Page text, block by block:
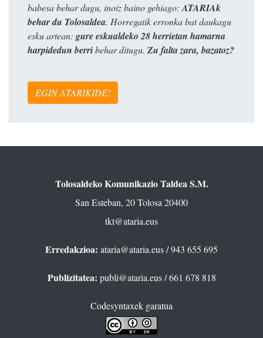
babesa behar dugu, inoiz baino gehiago: ATARIAk
behar du Tolosaldea. Horregatik erronka bat daukagu
esku artean: gure eskualdeko 28 herrietan hamarna
harpidedun berribehar ditugu. Zu falta zara, bazatoz?
EGIN ATARIKIDE!
Tolosaldeko Komunikazio Taldea S.M.
San Esteban, 20 Tolosa 20400
tkt@ataria.eus
Erredakzioa: ataria@ataria.eus/ 943 655 695
Publizitatea: publi@ataria.eus/ 661 678 818
Codesyntaxek garatua